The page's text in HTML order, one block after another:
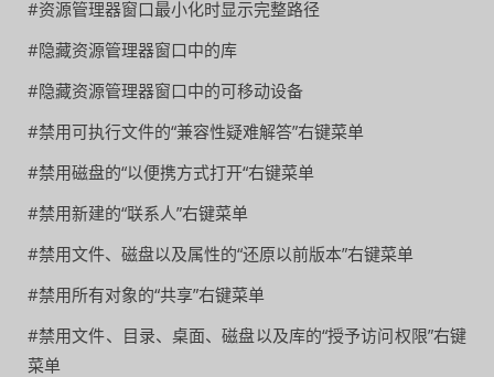
#资源管理器窗口最小化时显示完整路径
#隐藏资源管理器窗口中的库
#隐藏资源管理器窗口中的可移动设备
#禁用可执行文件的“兼容性疑难解答”右键菜单
#禁用磁盘的“以便携方式打开“右键菜单
#禁用新建的“联系人”右键菜单
#禁用文件、磁盘以及属性的“还原以前版本”右键菜单
#禁用所有对象的“共享”右键菜单
#禁用文件、目录、桌面、磁盘以及库的“授予访问权限”右键
菜单